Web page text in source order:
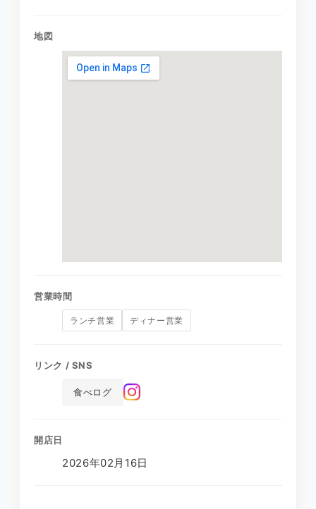
地図
営業時間
ランチ営業 ディナー営業
リンク / SNS
食べログ
開店日
2026年02月16日